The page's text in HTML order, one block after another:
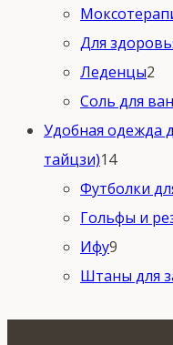
Для
Леденцы2
Соль для
Удобная одежда
тайцзи)1414
Футболки
Гольфы и
Ифу9
Штаны для